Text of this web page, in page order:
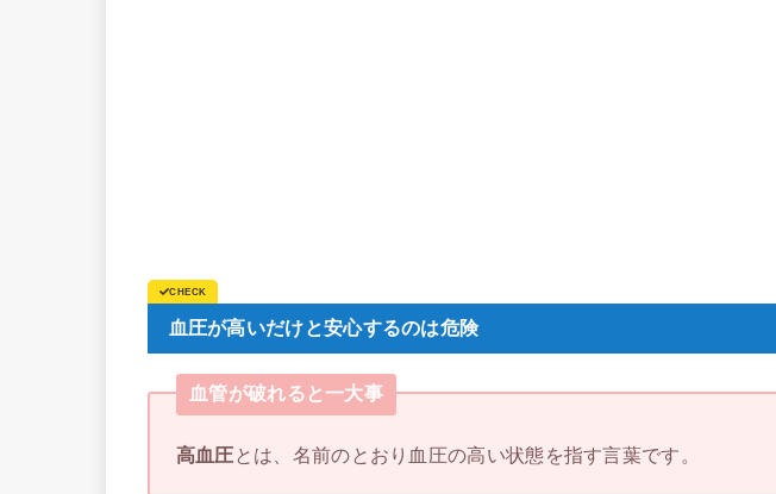
血圧が高いだけと安心するのは危険
血管が破れると一大事
高血圧 とは、名前のとおり血圧の高い状態を指す言葉です。